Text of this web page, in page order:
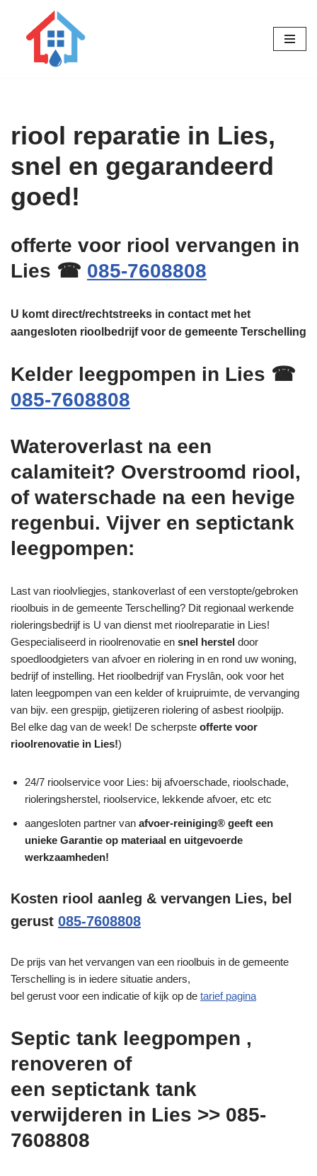
riool reparatie in Lies,
snel en gegarandeerd
goed!
offerte voor riool vervangen in
Lies ☎ 085-7608808
U komt direct/rechtstreeks in contact met het
aangesloten rioolbedrijf voor de gemeente Terschelling
Kelder leegpompen in Lies ☎
085-7608808
Wateroverlast na een
calamiteit? Overstroomd riool,
of waterschade na een hevige
regenbui. Vijver en septictank
leegpompen:
Last van rioolvliegjes, stankoverlast of een verstopte/gebroken
rioolbuis in de gemeente Terschelling? Dit regionaal werkende
rioleringsbedrijf is U van dienst met rioolreparatie in Lies!
Gespecialiseerd in rioolrenovatie en snel herstel door
spoedloodgieters van afvoer en riolering in en rond uw woning,
bedrijf of instelling. Het rioolbedrijf van Fryslân, ook voor het
laten leegpompen van een kelder of kruipruimte, de vervanging
van bijv. een grespijp, gietijzeren riolering of asbest rioolpijp.
Bel elke dag van de week! De scherpste offerte voor
rioolrenovatie in Lies!)
24/7 rioolservice voor Lies: bij afvoerschade, rioolschade,
rioleringsherstel, rioolservice, lekkende afvoer, etc etc
aangesloten partner van afvoer-reiniging® geeft een
unieke Garantie op materiaal en uitgevoerde
werkzaamheden!
Kosten riool aanleg & vervangen Lies, bel
gerust 085-7608808
De prijs van het vervangen van een rioolbuis in de gemeente
Terschelling is in iedere situatie anders,
bel gerust voor een indicatie of kijk op de tarief pagina
Septic tank leegpompen ,
renoveren of
een septictank tank
verwijderen in Lies >> 085-
7608808